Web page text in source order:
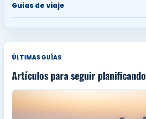
Guías de viaje
ÚLTIMAS GUÍAS
Artículos para seguir planificando